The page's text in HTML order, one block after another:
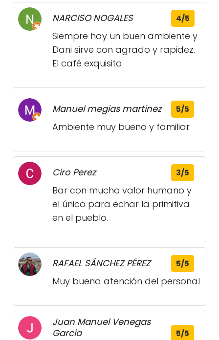
NARCISO NOGALES 4/5
Siempre hay un buen ambiente y
Dani sirve con agrado y rapidez.
El café exquisito
Manuel megias martinez 5/5
Ambiente muy bueno y familiar
Ciro Perez 3/5
Bar con mucho valor humano y
el único para echar la primitiva
en el pueblo.
RAFAEL SÁNCHEZ PÉREZ 5/5
Muy buena atención del personal
Juan Manuel Venegas
Garcia
5/5